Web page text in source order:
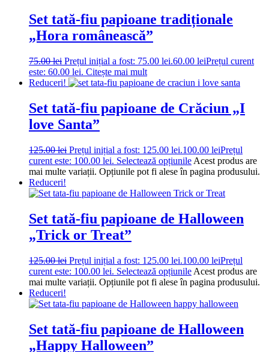
Set tată-fiu papioane tradiționale
„Hora românească”
75.00lei Prețul inițial a fost: 75.00 lei.60.00 leiPrețul curent
este: 60.00 lei. Citește mai mult
Reduceri!
Set tată-fiu papioane de Crăciun „I
love Santa”
125.00lei Prețul inițial a fost: 125.00 lei.100.00 leiPrețul
curent este: 100.00 lei. Selectează opțiunile Acest produs are
mai multe variații. Opțiunile pot fi alese în pagina produsului.
Reduceri!
Set tată-fiu papioane de Halloween
„Trick or Treat”
125.00lei Prețul inițial a fost: 125.00 lei.100.00 leiPrețul
curent este: 100.00 lei. Selectează opțiunile Acest produs are
mai multe variații. Opțiunile pot fi alese în pagina produsului.
Reduceri!
Set tată-fiu papioane de Halloween
„Happy Halloween”